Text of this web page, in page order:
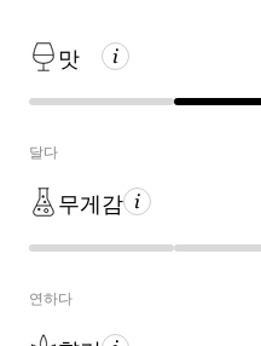
맛
달다
무게감
연하다